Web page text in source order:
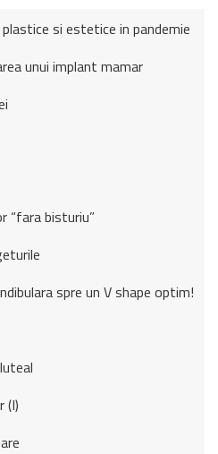
si estetice in pandemie
unui implant mamar
“fara bisturiu”
spre un V shape optim!
(I)